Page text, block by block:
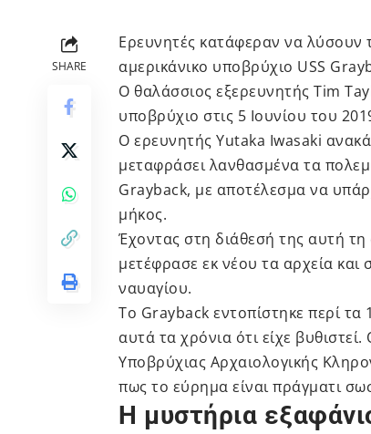
SHARE
Ερευνητές κατάφεραν να λύσουν
αμερικάνικο υποβρύχιο USS
Ο θαλάσσιος εξερευνητής Tim
υποβρύχιο στις 5 Ιουνίου του
Ο ερευνητής Yutaka Iwasaki
μεταφράσει λανθασμένα τα
Grayback, με αποτέλεσμα να
μήκος.
Έχοντας στη διάθεσή της αυτή
μετέφρασε εκ νέου τα αρχεία και
ναυαγίου.
Το Grayback εντοπίστηκε περί
αυτά τα χρόνια ότι είχε
Υποβρύχιας Αρχαιολογικής
πως το εύρημα είναι πράγματι
Η μυστήρια